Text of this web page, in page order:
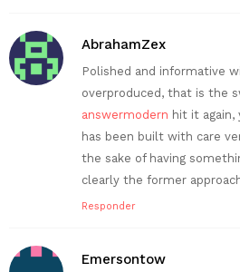
AbrahamZex
Polished and informative
overproduced, that is the
answermodern hit it
has been built with care
the sake of having
clearly the former
Responder
Emersontow